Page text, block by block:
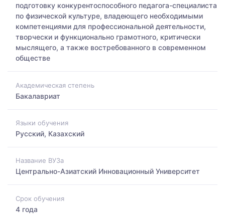
подготовку конкурентоспособного педагога-специалиста
по физической культуре, владеющего необходимыми
компетенциями для профессиональной деятельности,
творчески и функционально грамотного, критически
мыслящего, а также востребованного в современном
обществе
Академическая степень
Бакалавриат
Языки обучения
Русский, Казахский
Название ВУЗа
Центрально-Азиатский Инновационный Университет
Срок обучения
4 года